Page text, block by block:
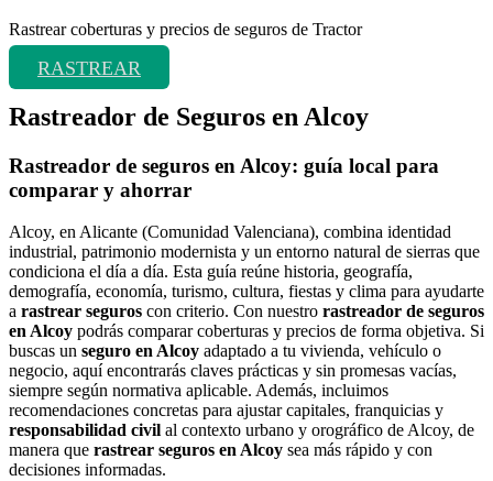
Rastrear coberturas y precios de seguros de Tractor
RASTREAR
Rastreador de Seguros en Alcoy
Rastreador de seguros en Alcoy: guía local para
comparar y ahorrar
Alcoy, en Alicante (Comunidad Valenciana), combina identidad
industrial, patrimonio modernista y un entorno natural de sierras que
condiciona el día a día. Esta guía reúne historia, geografía,
demografía, economía, turismo, cultura, fiestas y clima para ayudarte
a rastrear seguros con criterio. Con nuestro rastreador de seguros
en Alcoy podrás comparar coberturas y precios de forma objetiva. Si
buscas un seguro en Alcoy adaptado a tu vivienda, vehículo o
negocio, aquí encontrarás claves prácticas y sin promesas vacías,
siempre según normativa aplicable. Además, incluimos
recomendaciones concretas para ajustar capitales, franquicias y
responsabilidad civil al contexto urbano y orográfico de Alcoy, de
manera que rastrear seguros en Alcoy sea más rápido y con
decisiones informadas.